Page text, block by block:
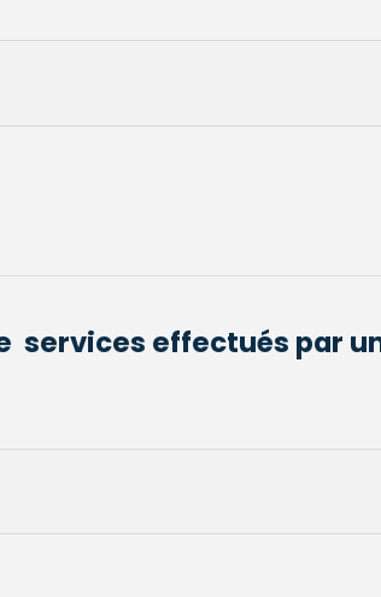
services effectués par